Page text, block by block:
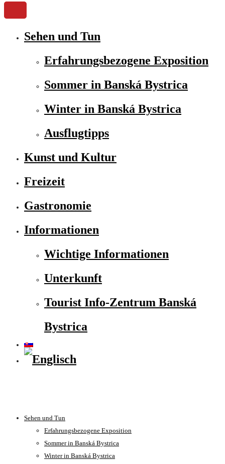
Sehen und Tun
Erfahrungsbezogene Exposition
Sommer in Banská Bystrica
Winter in Banská Bystrica
Ausflugtipps
Kunst und Kultur
Freizeit
Gastronomie
Informationen
Wichtige Informationen
Unterkunft
Tourist Info-Zentrum Banská
Bystrica
Sehen und Tun
Erfahrungsbezogene Exposition
Sommer in Banská Bystrica
Winter in Banská Bystrica